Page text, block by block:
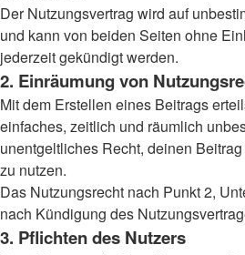
Der Nutzungsvertrag wird auf
und kann von beiden Seiten ohne
jederzeit gekündigt werden.
2. Einräumung von
Mit dem Erstellen eines Beitrags
einfaches, zeitlich und räumlich
unentgeltliches Recht, deinen
zu nutzen.
Das Nutzungsrecht nach Punkt 2,
nach Kündigung des
3. Pflichten des Nutzers